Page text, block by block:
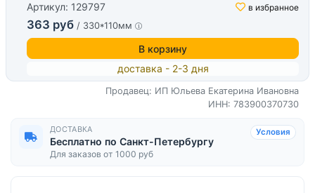
Артикул: 129797 в избранное
363 руб / 330*110мм
В корзину
доставка - 2-3 дня
Продавец: ИП Юльева Екатерина Ивановна
ИНН: 783900370730
ДОСТАВКА
Бесплатно по Санкт-Петербургу
Для заказов от 1000 руб
Условия